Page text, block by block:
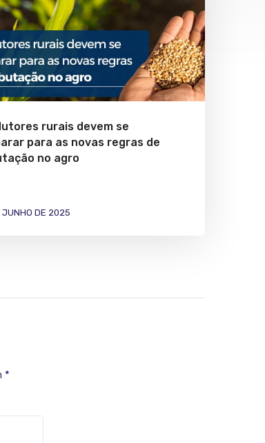
rurais devem se
para as novas regras de
no agro
JUNHO DE 2025
*